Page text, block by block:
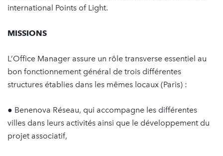
international Points of Light.
MISSIONS
L’Office Manager assure un rôle transverse essentiel au
bon fonctionnement général de trois différentes
structures établies dans les mêmes locaux (Paris) :
● Benenova Réseau, qui accompagne les différentes
villes dans leurs activités ainsi que le développement du
projet associatif,